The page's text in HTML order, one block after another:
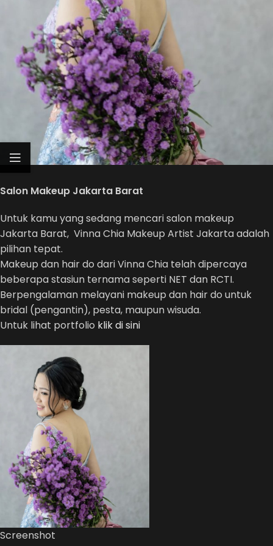
Salon Makeup Jakarta Barat
Untuk kamu yang sedang mencari salon makeup
Jakarta Barat, Vinna Chia Makeup Artist Jakarta adalah
pilihan tepat.
Makeup dan hair do dari Vinna Chia telah dipercaya
beberapa stasiun ternama seperti NET dan RCTI.
Berpengalaman melayani makeup dan hair do untuk
bridal (pengantin), pesta, maupun wisuda.
Untuk lihat portfolio klik di sini
Screenshot